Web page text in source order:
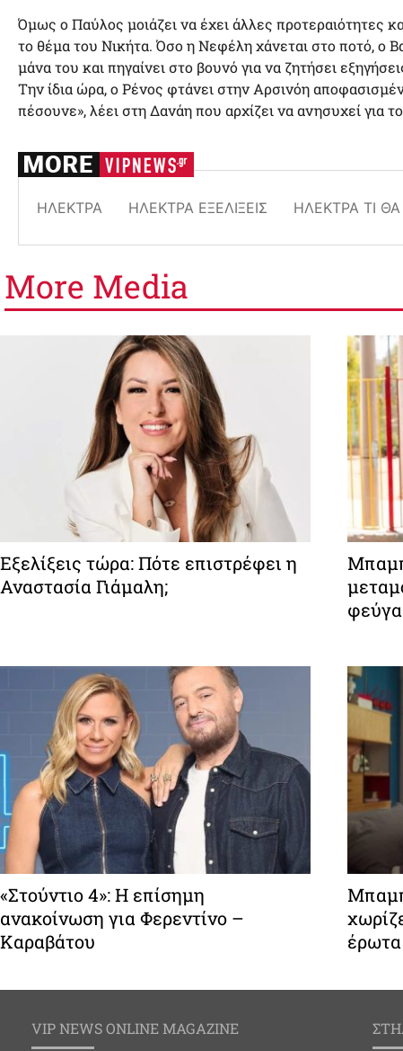
Όμως ο Παύλος μοιάζει να έχει άλλες προτεραιότητες
το θέμα του Νικήτα. Όσο η Νεφέλη χάνεται στο ποτό, ο
μάνα του και πηγαίνει στο βουνό για να ζητήσει
Την ίδια ώρα, ο Ρένος φτάνει στην Αρσινόη
πέσουνε», λέει στη Δανάη που αρχίζει να ανησυχεί για
ΗΛΈΚΤΡΑ ΗΛΈΚΤΡΑ ΕΞΕΛΊΞΕΙΣ ΗΛΈΚΤΡΑ ΤΙ
More Media
Εξελίξεις τώρα: Πότε επιστρέφει η
Αναστασία Γιάμαλη;
«Στούντιο 4»: Η επίσημη
ανακοίνωση για Φερεντίνο –
Καραβάτου
έρωτα
VIP NEWS ONLINE MAGAZINE